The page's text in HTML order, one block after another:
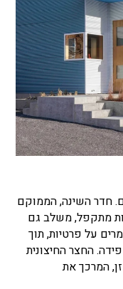
חדר השינה, הממוקם
מתקפל, משלב גם
על פרטיות, תוך
החצר החיצונית
המרכך את